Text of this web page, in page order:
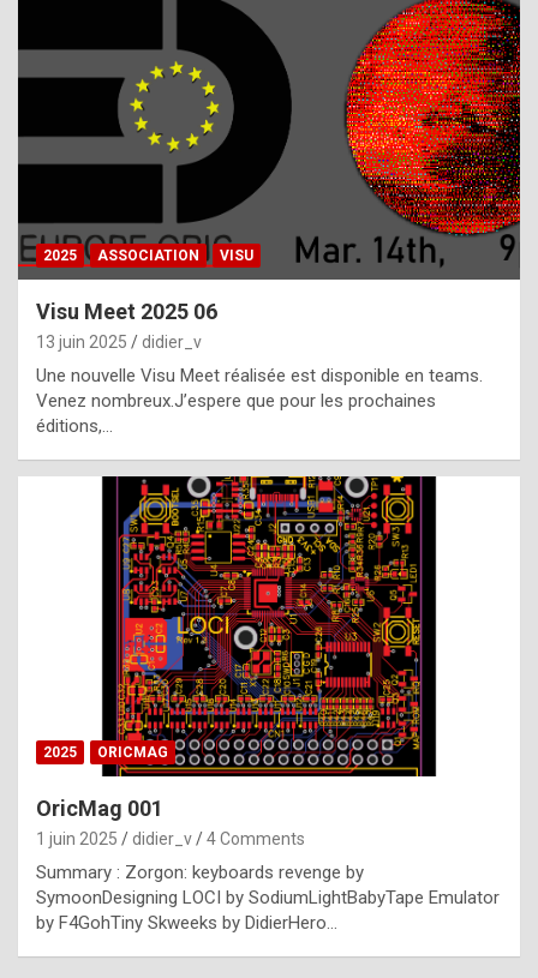
h
a
t
t
e
b
e
s
t
p
h
o
n
y
l
e
x
2025 ASSOCIATION VISU
Visu Meet 2025 06
13 juin 2025 didier_v
Une nouvelle Visu Meet réalisée est disponible en teams.
Venez nombreux.J’espere que pour les prochaines
éditions,…
2025 ORICMAG
OricMag 001
1 juin 2025 didier_v 4 Comments
Summary : Zorgon: keyboards revenge by
SymoonDesigning LOCI by SodiumLightBabyTape Emulator
by F4GohTiny Skweeks by DidierHero…